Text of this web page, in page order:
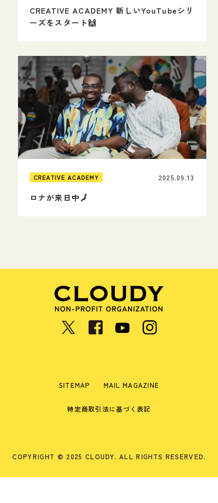
CREATIVE ACADEMY 新しいYouTubeシリ
ーズをスタート🙌
CREATIVE ACADEMY
ロナが来日中🗾
2025.09.13
SITEMAP MAIL MAGAZINE
特定商取引法に基づく表記
COPYRIGHT © 2025 CLOUDY. ALL RIGHTS RESERVED.